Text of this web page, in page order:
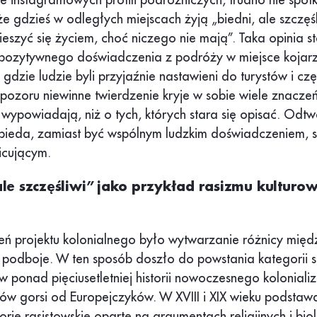
gdzieś w odległych miejscach żyją „biedni, ale
się życiem, choć niczego nie mają”. Taka opinia
doświadczenia z podróży w miejsce
gdzie ludzie byli przyjaźnie nastawieni do turystów i
niewinne twierdzenie kryje w sobie wiele
niż o tych, których stara się opisać.
zamiast być wspólnym ludzkim doświadczeniem,
szczęśliwi” jako przykład rasizmu
projektu kolonialnego było wytwarzanie różnicy
W ten sposób doszło do powstania kategorii
ponad pięciusetletniej historii nowoczesnego
gorsi od Europejczyków. W XVIII i XIX wieku